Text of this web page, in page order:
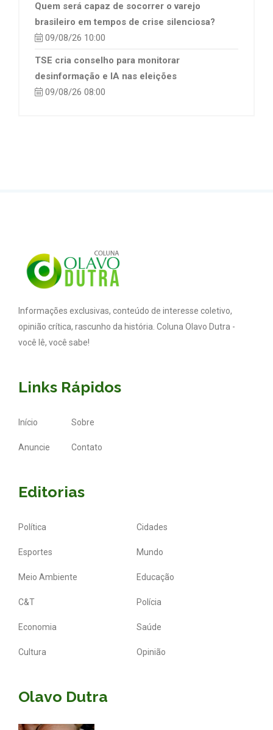
Quem será capaz de socorrer o varejo
brasileiro em tempos de crise silenciosa?
09/08/26 10:00
TSE cria conselho para monitorar
desinformação e IA nas eleições
09/08/26 08:00
Informações exclusivas, conteúdo de interesse coletivo,
opinião crítica, rascunho da história. Coluna Olavo Dutra -
você lê, você sabe!
Links Rápidos
Início Sobre
Anuncie Contato
Editorias
Política Cidades
Esportes Mundo
Meio Ambiente Educação
C&T Polícia
Economia Saúde
Cultura Opinião
Olavo Dutra